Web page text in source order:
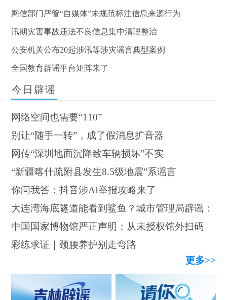
网信部门严管“自媒体”未规范标注信息来源行为
汛期灾害事故违法不良信息集中清理整治
公安机关公布20起涉汛等涉灾谣言典型案例
全国教育辟谣平台矩阵来了
今日辟谣
网络空间也需要“110”
别让“随手一转”，成了假消息扩音器
网传“深圳地面沉降致车辆损坏”不实
“新疆喀什疏附县发生8.5级地震”系谣言
你问我答：抖音涉AI举报攻略来了
大连湾海底隧道能看到鲨鱼？城市管理局辟谣：
假的！
中国国家博物馆严正声明：从未授权馆外扫码
彩练求证｜颈腰养护别走弯路
更多>>